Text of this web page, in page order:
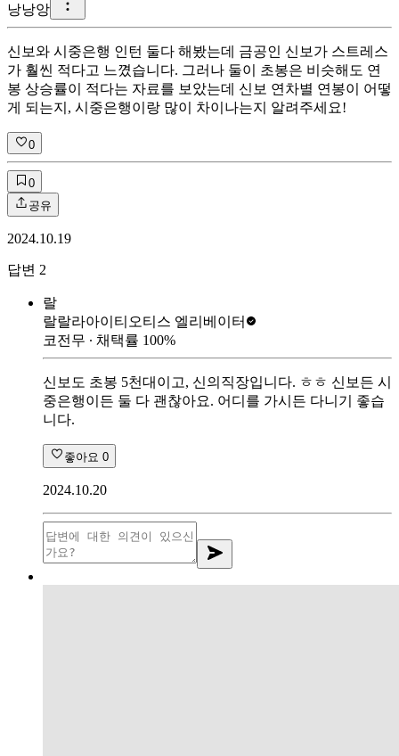
낭낭앙
신보와 시중은행 인턴 둘다 해봤는데 금공인 신보가 스트레스
가 훨씬 적다고 느꼈습니다. 그러나 둘이 초봉은 비슷해도 연
봉 상승률이 적다는 자료를 보았는데 신보 연차별 연봉이 어떻
게 되는지, 시중은행이랑 많이 차이나는지 알려주세요!
0
0
공유
2024.10.19
답변 2
랄
랄랄라아이티 오티스 엘리베이터
코전무 ∙ 채택률 100%
신보도 초봉 5천대이고, 신의직장입니다. ㅎㅎ 신보든 시
중은행이든 둘 다 괜찮아요. 어디를 가시든 다니기 좋습
니다.
좋아요 0
2024.10.20